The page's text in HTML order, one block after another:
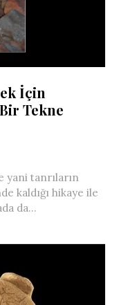
İçin
Tekne
yani tanrıların
kaldığı hikaye ile
da...